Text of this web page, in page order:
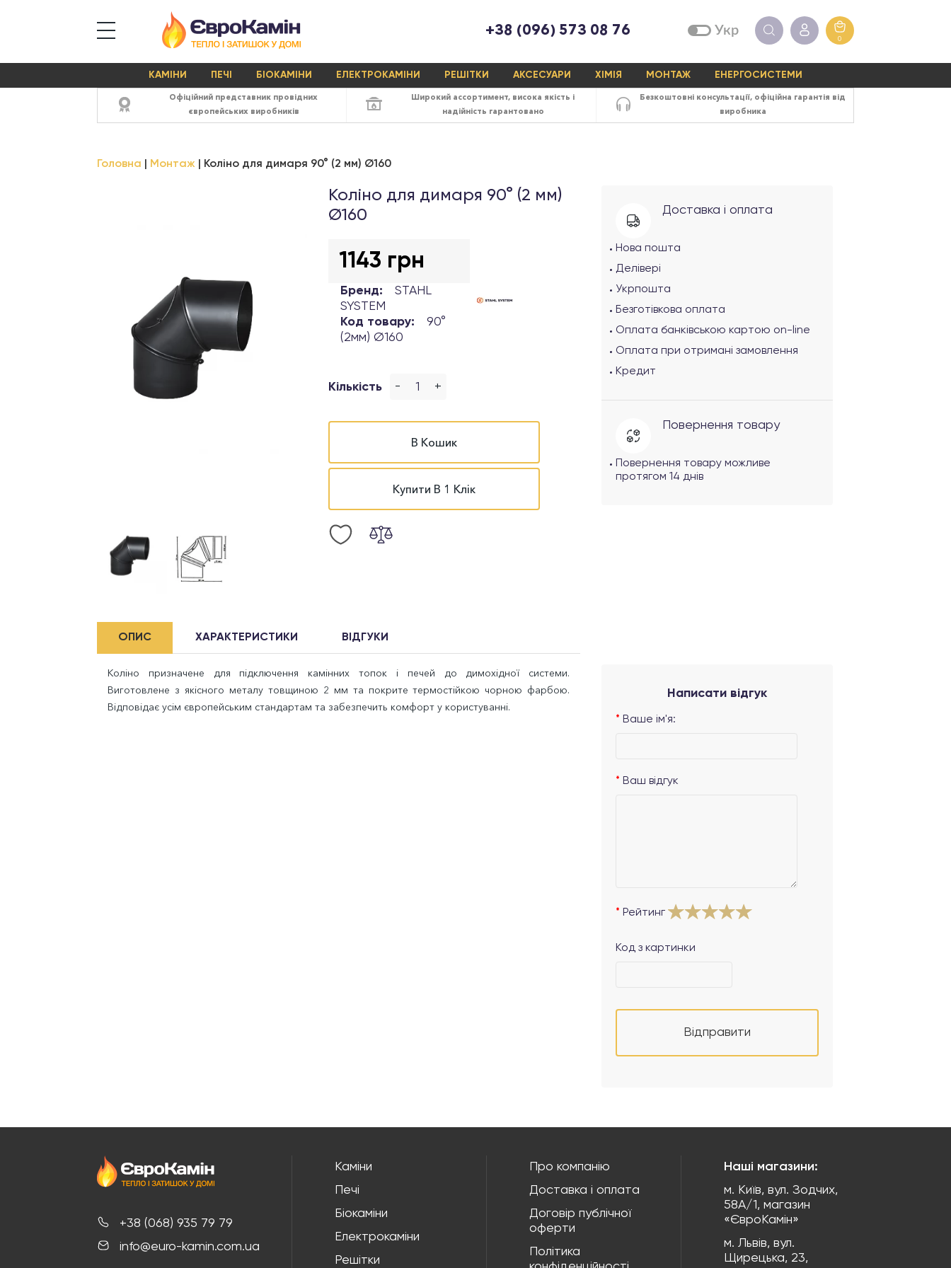
+38 (096) 573 08 76 Укр
0
КАМІНИ ПЕЧІ БІОКАМІНИ ЕЛЕКТРОКАМІНИ РЕШІТКИ АКСЕСУАРИ ХІМІЯ МОНТАЖ ЕНЕРГОСИСТЕМИ
Офіційний представник провідних
європейських виробників
Широкий ассортимент, висока якість і
надійність гарантовано
Безкоштовні консультації, офіційна гарантія від
виробника
Головна Монтаж Коліно для димаря 90° (2 мм) Ø160
Коліно для димаря 90° (2 мм)
Ø160
1143 грн
Бренд:
STAHL
SYSTEM
Код товару:
90°
(2мм) Ø160
Кількість - +
В Кошик
Купити В 1 Клік
Доставка і оплата
Нова пошта
Делівері
Укрпошта
Безготівкова оплата
Оплата банківською картою on-line
Оплата при отримані замовлення
Кредит
Повернення товару
Повернення товару можливе
протягом 14 днів
ОПИС ХАРАКТЕРИСТИКИ ВІДГУКИ
Коліно призначене для підключення камінних топок і печей до димохідної системи.
Виготовлене з якісного металу товщиною 2 мм та покрите термостійкою чорною фарбою.
Відповідає усім європейським стандартам та забезпечить комфорт у користуванні.
Написати відгук
Ваше ім'я:
Ваш відгук
Рейтинг
Код з картинки
Відправити
+38 (068) 935 79 79
info@euro-kamin.com.ua
Каміни
Печі
Біокаміни
Електрокаміни
Решітки
Про компанію
Доставка і оплата
Договір публічної
оферти
Політика
Наші магазини:
м. Київ, вул. Зодчих,
58А/1, магазин
«ЄвроКамін»
м. Львів, вул.
Щирецька, 23,